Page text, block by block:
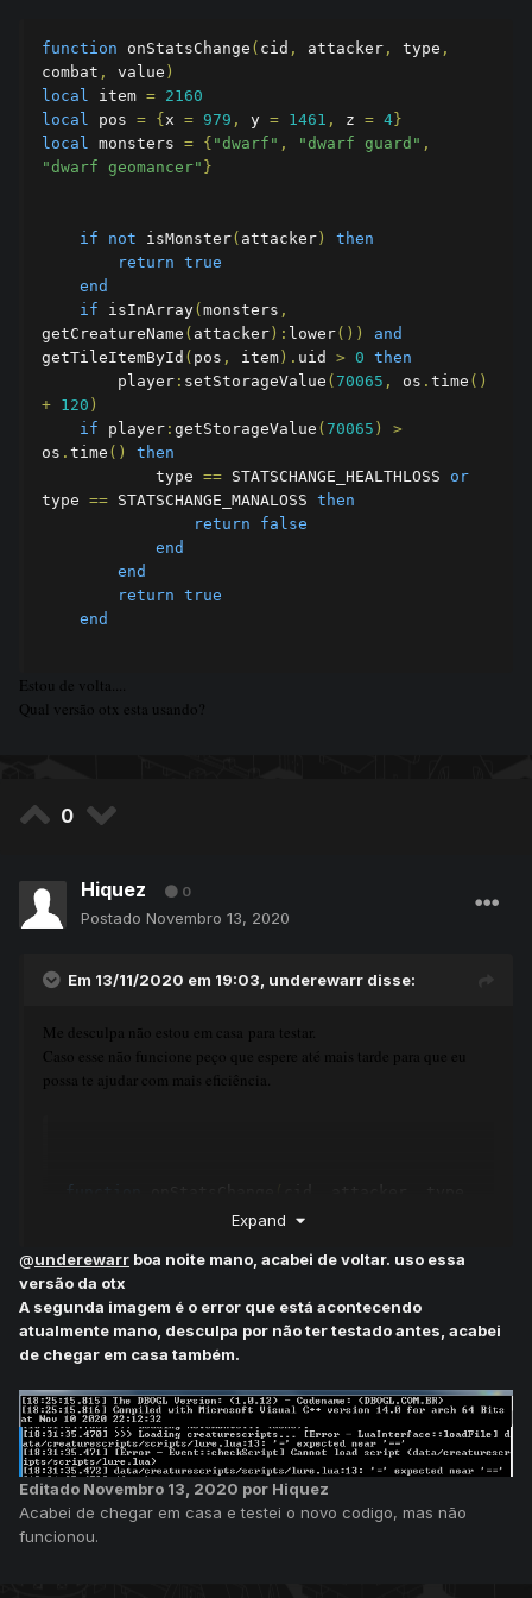
function onStatsChange ( cid , attacker , type ,
combat , value )
local
item = 2160
local
pos = {x = 979 , y = 1461 , z = 4}
local
monsters = { "dwarf" , "dwarf guard" ,
"dwarf geomancer" }
if not isMonster( attacker)
then
return true
end
if isInArray(monsters ,
getCreatureName ( attacker): lower())
and
getTileItemById ( pos , item). uid > 0 then
player : setStorageValue ( 70065 , os . time ()
+ 120 )
if player : getStorageValue ( 70065 )
>
os . time ()
then
type == STATSCHANGE_HEALTHLOSS or
type == STATSCHANGE_MANALOSS then
return
false
end
end
return true
end
Estou de volta....
Qual versão otx esta usando?
0
Hiquez 0
Postado Novembro 13, 2020
Em 13/11/2020 em 19:03, underewarr disse:
Me desculpa não estou em casa para testar.
Caso esse não funcione peço que espere até mais tarde para que eu
possa te ajudar com mais eficiência.
local pos = {x = 979, y = 1461, z = 4}
local monsters
"dwarf geomancer"}
return true
end
if isInArray(monsters,
getCreatureName(attacker):lower()) and
getTileItemById
pos item
player
70065
Expand
@underewarr boa noite mano, acabei de voltar. uso essa
versão da otx
A segunda imagem é o error que está acontecendo
atualmente mano, desculpa por não ter testado antes, acabei
de chegar em casa também.
Editado Novembro 13, 2020 por Hiquez
Acabei de chegar em casa e testei o novo codigo, mas não
funcionou.